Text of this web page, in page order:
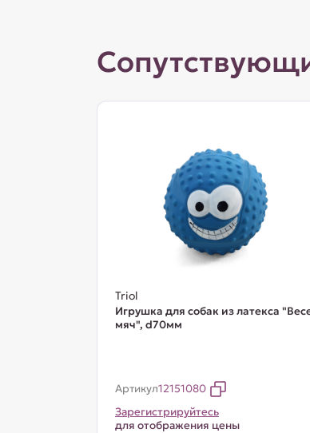
Triol
Игрушка для собак из латекса
мяч", d70мм
Артикул12151080
Зарегистрируйтесь
для отображения цены